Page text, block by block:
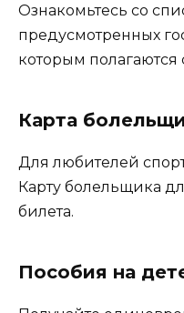
Ознакомьтесь со
предусмотренных
которым
Карта
Для любителей
Карту болельщика
билета.
Пособия на